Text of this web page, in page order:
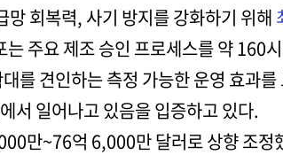
회복력, 사기 방지를 강화하기 위해
는 주요 제조 승인 프로세스를 약 160
를 견인하는 측정 가능한 운영 효과
서 일어나고 있음을 입증하고 있다.
만~76억 6,000만 달러로 상향 조정